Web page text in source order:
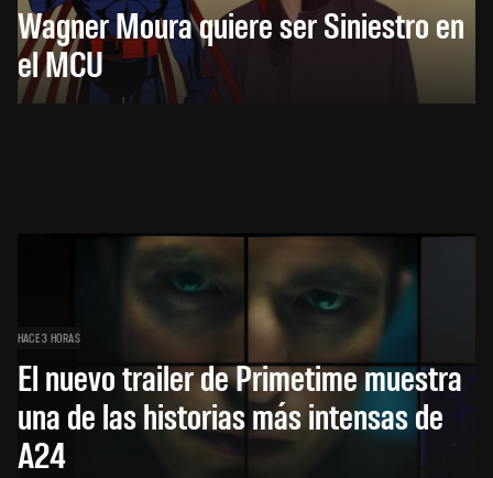
Wagner Moura quiere ser Siniestro en
el MCU
HACE 3 HORAS
El nuevo trailer de Primetime muestra
una de las historias más intensas de
A24